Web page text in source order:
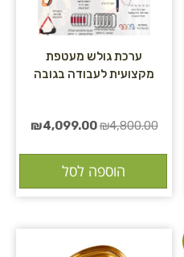
ערכת גולש מעטפת
מקצועית לעבודה בגובה
₪4,800.00
₪4,099.00
הוספה לסל